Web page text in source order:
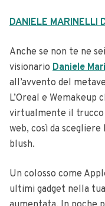
DANIELE MARINELLI
Anche se non te ne
visionario Daniele
all’avvento del
L’Oreal e Wemakeup
virtualmente il
web, così da
blush.
Un colosso come
ultimi gadget nella